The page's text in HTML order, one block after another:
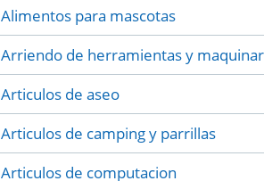
Alimentos para mascotas
Arriendo de herramientas y
Articulos de aseo
Articulos de camping y parrillas
Articulos de computacion